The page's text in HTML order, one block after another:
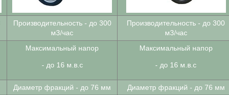
Производительность - до 300
м3/час
Производительность - до 300
м3/час
Максимальный напор
- до 16 м.в.с
Максимальный напор
- до 16 м.в.с
Диаметр фракций - до 76 мм Диаметр фракций - до 76 мм
ООО «ПромСервис» выражает
качественное выполнение работ